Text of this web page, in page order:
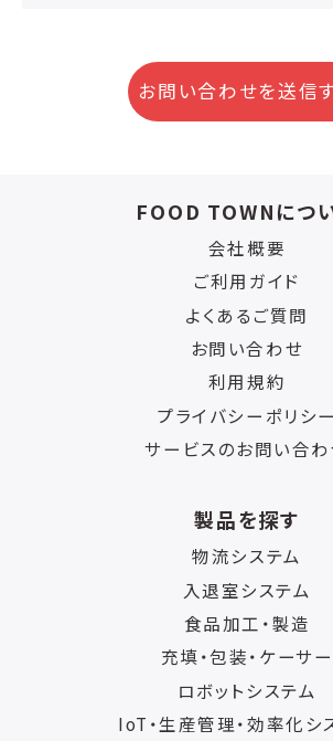
お問い合わせを送信
FOOD TOWNにつ
会社概要
ご利用ガイド
よくあるご質問
お問い合わせ
利用規約
プライバシーポリシー
サービスのお問い合
製品を探す
物流システム
入退室システム
食品加工・製造
充填・包装・ケーサー
ロボットシステム
IoT・生産管理・効率化シ